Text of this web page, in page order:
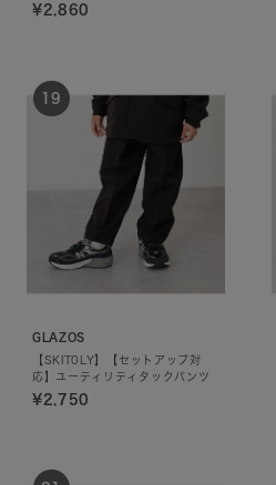
¥2,860
GLAZOS
【SKIT0LY】【セットアップ対
応】ユーティリティタックパンツ
¥2,750